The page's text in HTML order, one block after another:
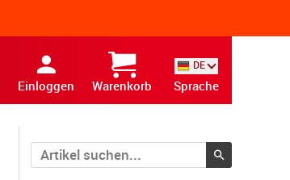
Einloggen Warenkorb
DE
Sprache